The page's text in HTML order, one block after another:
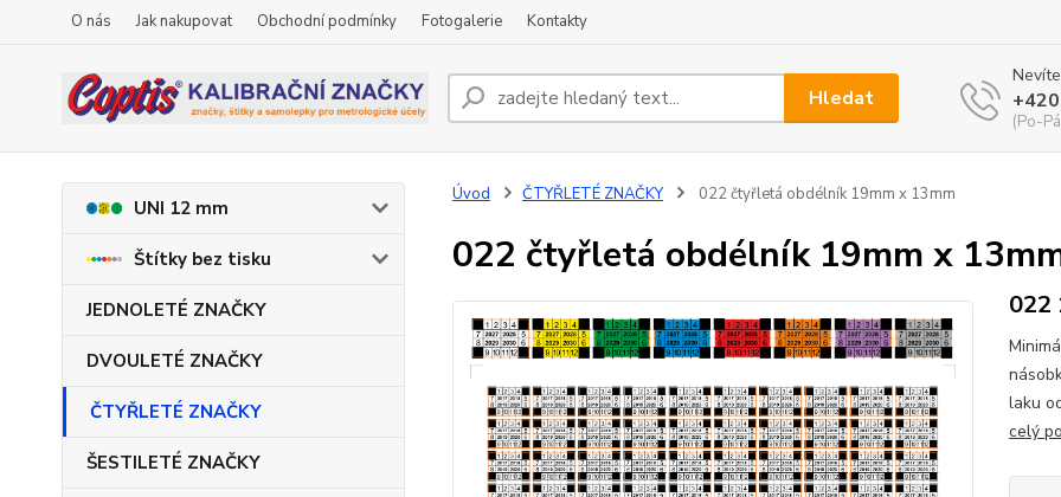
O nás Jak nakupovat Obchodní podmínky Fotogalerie Kontakty
Hledat
(Po-
UNI 12 mm
Štítky bez tisku
JEDNOLETÉ ZNAČKY
DVOULETÉ ZNAČKY
ČTYŘLETÉ ZNAČKY
ŠESTILETÉ ZNAČKY
Úvod ČTYŘLETÉ ZNAČKY 022 čtyřletá obdélník 19mm x 13mm
022 čtyřletá obdélník 19mm x
022
laku
celý